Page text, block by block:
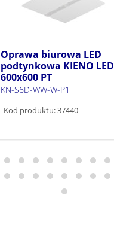
Oprawa biurowa LED
podtynkowa KIENO LED
600x600 PT
KN-S6D-WW-W-P1
Kod produktu: 37440